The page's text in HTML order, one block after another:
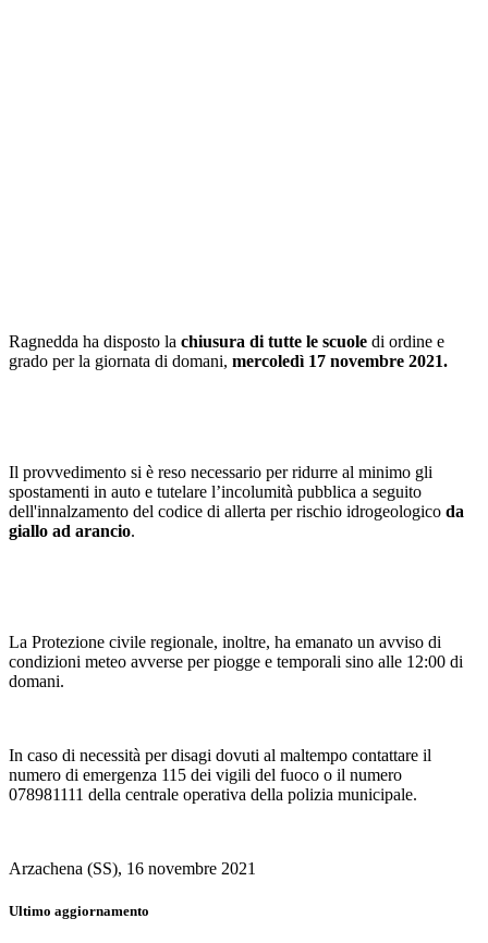
Ragnedda ha disposto la chiusura di tutte le scuole di ordine e
grado per la giornata di domani, mercoledì 17 novembre 2021.
Il provvedimento si è reso necessario per ridurre al minimo gli
spostamenti in auto e tutelare l’incolumità pubblica a seguito
dell'innalzamento del codice di allerta per rischio idrogeologico da
giallo ad arancio.
La Protezione civile regionale, inoltre, ha emanato un avviso di
condizioni meteo avverse per piogge e temporali sino alle 12:00 di
domani.
In caso di necessità per disagi dovuti al maltempo contattare il
numero di emergenza 115 dei vigili del fuoco o il numero
078981111 della centrale operativa della polizia municipale.
Arzachena (SS), 16 novembre 2021
Ultimo aggiornamento